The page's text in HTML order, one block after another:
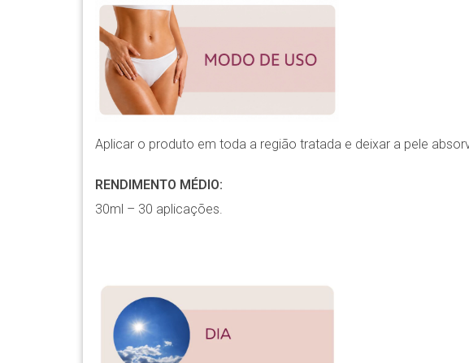
Aplicar o produto em toda a região tratada e deixar a pele
RENDIMENTO MÉDIO:
30ml – 30 aplicações.